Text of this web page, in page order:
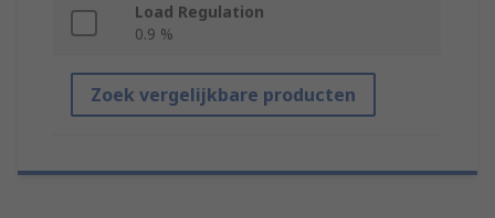
Load Regulation
0.9 %
Zoek vergelijkbare producten